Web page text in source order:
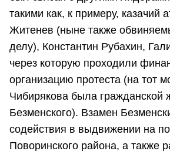
такими как, к примеру, казачий
Житенев (ныне также
делу), Константин Рубахин,
через которую проходили
организацию протеста (на тот
Чибирякова была гражданской
Безменского). Взамен
содействия в выдвижении на
Поворинского района, а также